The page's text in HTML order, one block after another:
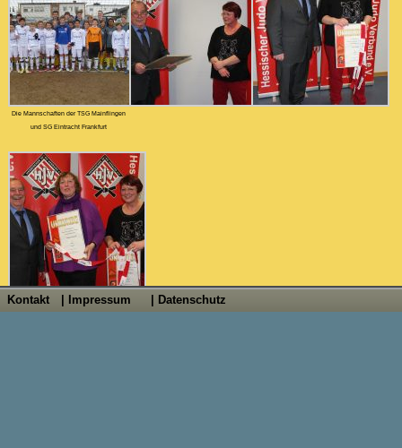
Die Mannschaften der TSG Mainflingen
und SG Eintracht Frankfurt
Kontakt | Impressum | Datenschutz